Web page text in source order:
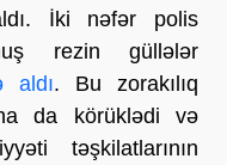
İki nəfər polis
rezin güllələr
aldı. Bu zorakılıq
da körüklədi və
təşkilatlarının